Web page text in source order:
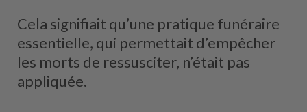
Cela signifiait qu’une pratique funéraire
essentielle, qui permettait d’empêcher
les morts de ressusciter, n’était pas
appliquée.